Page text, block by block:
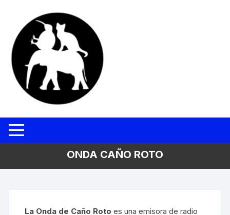
contenido
ONDA CAÑO ROTO
La Onda de Caño Roto es una emisora de radio